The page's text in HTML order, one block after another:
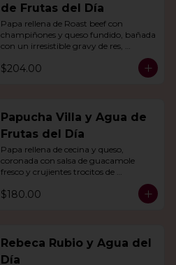
de Frutas del Día
Papa rellena de Roast beef con
champiñones y queso fundido, bañada
con un irresistible gravy de res,
$204.00
Papucha Villa y Agua de
Frutas del Día
Papa rellena de cecina y queso,
coronada con salsa de guacamole
fresco y crujientes trocitos de
agua del día.
$180.00
Rebeca Rubio y Agua del
Día